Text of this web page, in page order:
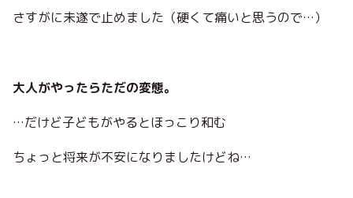
さすがに未遂で止めました（硬くて痛いと思うので…）
大人がやったらただの変態。
…だけど子どもがやるとほっこり和む
ちょっと将来が不安になりましたけどね…